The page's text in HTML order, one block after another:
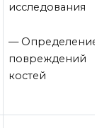
исследования
— Определение
повреждений
костей